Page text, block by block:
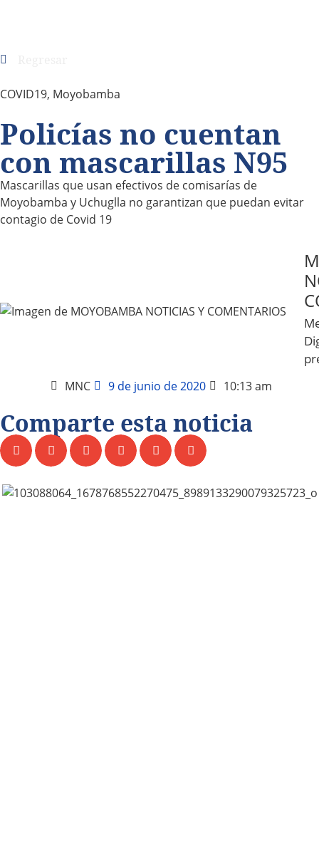
COVID19, Moyobamba
Policías no cuentan
con mascarillas N95
Mascarillas que usan efectivos de comisarías de
Moyobamba y Uchuglla no garantizan que puedan evitar
contagio de Covid 19
MNC 9 de junio de 2020 10:13 am
Comparte esta noticia